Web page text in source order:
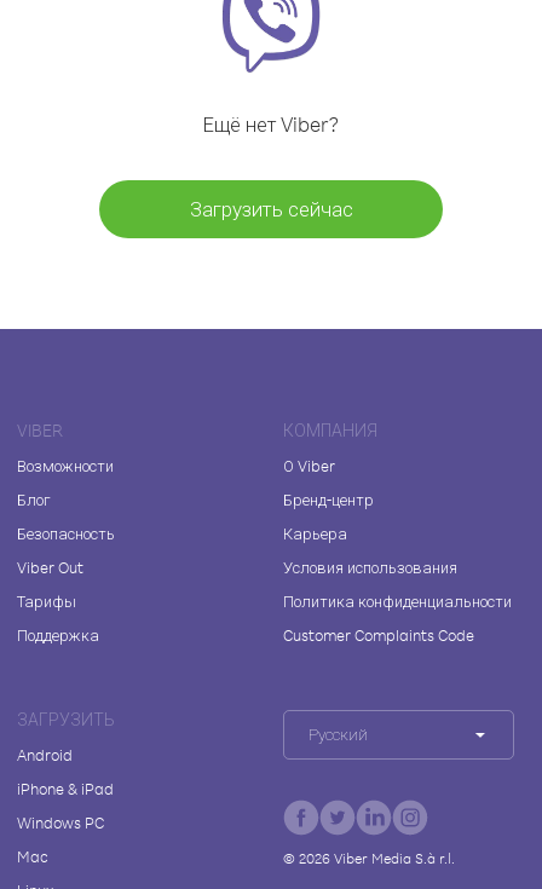
Ещё нет Viber?
Загрузить сейчас
VIBER
Возможности
Блог
Безопасность
Viber Out
Тарифы
Поддержка
КОМПАНИЯ
О Viber
Бренд-центр
Карьера
Условия использования
Политика конфиденциальности
Customer Complaints Code
ЗАГРУЗИТЬ
Android
iPhone & iPad
Windows PC
Mac
Русский
© 2026Viber Media S.à r.l.